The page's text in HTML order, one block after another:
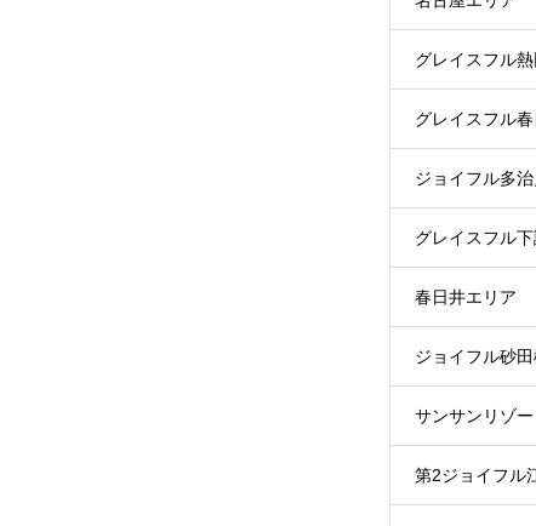
グレイスフル熱
グレイスフル春
ジョイフル多治
グレイスフル
春日井エリア
ジョイフル砂
サンサンリゾ
第2ジョイフル